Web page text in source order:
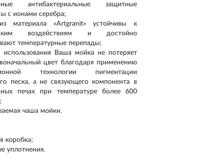
антибактериальные защитные
с ионами серебра;
материала «Artgranit» устойчивы к
воздействиям и достойно
температурные перепады;
использования Ваша мойка не потеряет
цвет благодаря применению
технологии пигментации
песка, а не связующего компонента в
печах при температуре более 600
чаша мойки.
коробка;
уплотнения.